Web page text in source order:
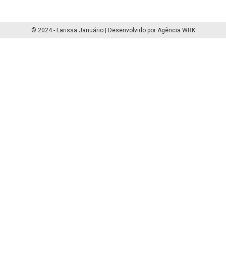
© 2024 - Larissa Januário | Desenvolvido por Agência WRK